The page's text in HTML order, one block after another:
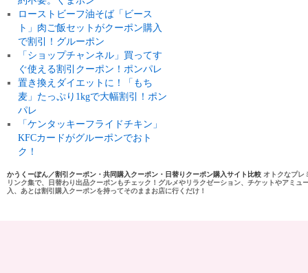
ローストビーフ油そば「ビース
ト」肉ご飯セットがクーポン購入
で割引！グルーポン
「ショップチャンネル」買ってす
ぐ使える割引クーポン！ポンパレ
置き換えダイエットに！「もち
麦」たっぷり1kgで大幅割引！ポン
パレ
「ケンタッキーフライドチキン」
KFCカードがグルーポンでおト
ク！
かうくーぽん／割引クーポン・共同購入クーポン・日替りクーポン購入サイト比較 オトクなプレ
リンク集で、日替わり出品クーポンもチェック！グルメやリラクゼーション、チケットやアミ
入、あとは割引購入クーポンを持ってそのままお店に行くだけ！